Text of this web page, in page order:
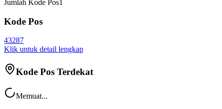
Jumlah Kode Pos1
Kode Pos
43287
Klik untuk detail lengkap
Kode Pos Terdekat
Memuat...